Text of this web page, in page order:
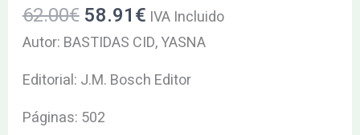
62.00€ 58.91€ IVA Incluido
Autor: BASTIDAS CID, YASNA
Editorial: J.M. Bosch Editor
Páginas: 502
cantidad